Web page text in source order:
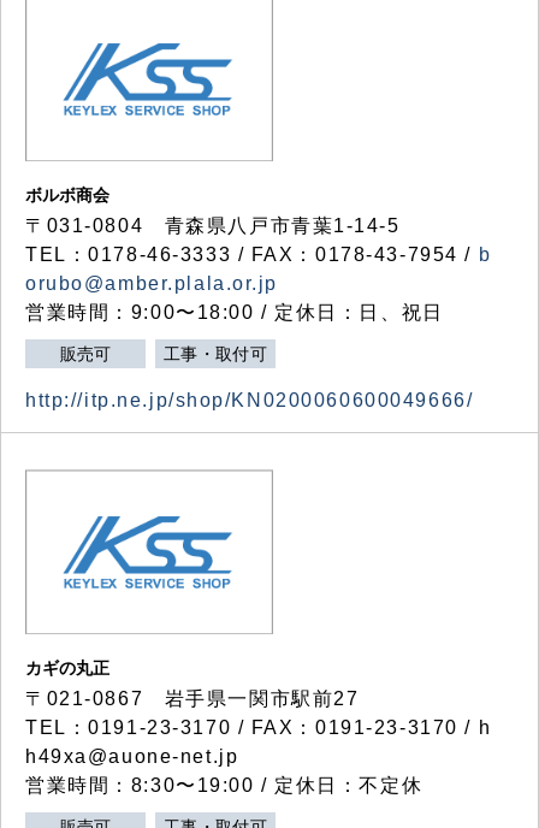
ボルボ商会
〒031-0804 青森県八戸市青葉1-14-5
TEL：0178-46-3333 / FAX：0178-43-7954 / b
orubo@amber.plala.or.jp
営業時間：9:00〜18:00 / 定休日：日、祝日
販売可 工事・取付可
http://itp.ne.jp/shop/KN0200060600049666/
カギの丸正
〒021-0867 岩手県一関市駅前27
TEL：0191-23-3170 / FAX：0191-23-3170 / h
h49xa@auone-net.jp
営業時間：8:30〜19:00 / 定休日：不定休